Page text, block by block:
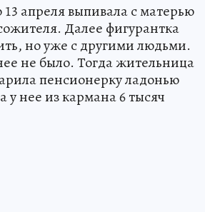
апреля выпивала с матерью
Далее фигурантка
но уже с другими людьми.
не было. Тогда жительница
пенсионерку ладонью
у нее из кармана 6 тысяч